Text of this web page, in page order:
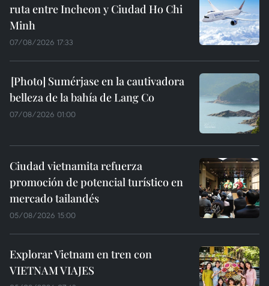
ruta entre Incheon y Ciudad Ho Chi
Minh
07/08/2026 17:33
Sumérjase en la cautivadora
belleza de la bahía de Lang Co
07/08/2026 01:00
Ciudad vietnamita refuerza
promoción de potencial turístico en
mercado tailandés
05/08/2026 15:00
Explorar Vietnam en tren con
VIETNAM VIAJES